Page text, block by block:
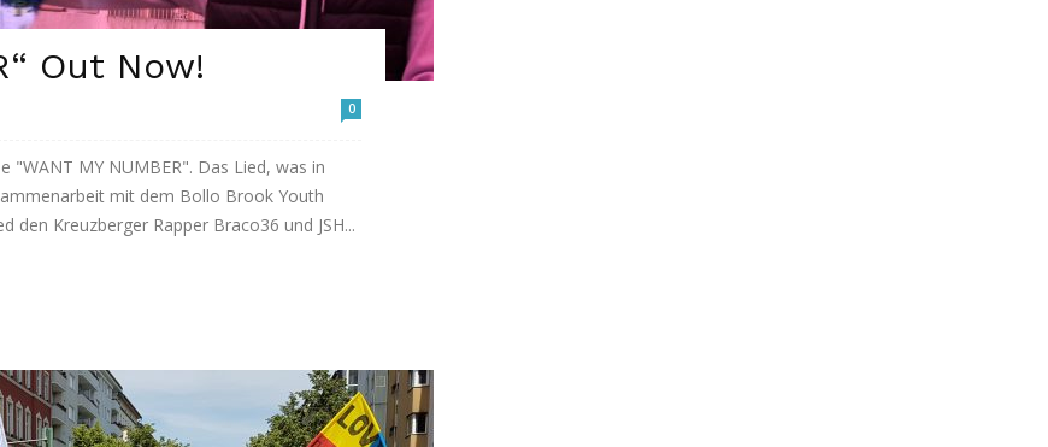
Out Now!
0
"WANT MY NUMBER". Das Lied, was in
mit dem Bollo Brook Youth
Kreuzberger Rapper Braco36 und JSH...